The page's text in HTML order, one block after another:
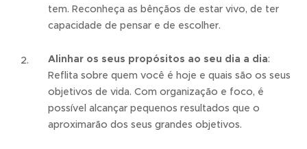
tem. Reconheça as bênçãos de estar vivo, de ter
capacidade de pensar e de escolher.
Alinhar os seus propósitos ao seu dia a dia:
Reflita sobre quem você é hoje e quais são os seus
objetivos de vida. Com organização e foco, é
possível alcançar pequenos resultados que o
aproximarão dos seus grandes objetivos.